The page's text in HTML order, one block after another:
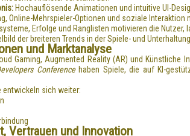
Hochauflösende Animationen und intuitive UI-
Online-Mehrspieler-Optionen und soziale Interaktion
Erfolge und Ranglisten motivieren die Nutzer,
der breiteren Trends in der Spiele- und
und Marktanalyse
Gaming, Augmented Reality (AR) und Künstliche
Conferencehaben Spiele, die auf KI-
entwickeln sich weiter:
Vertrauen und Innovation